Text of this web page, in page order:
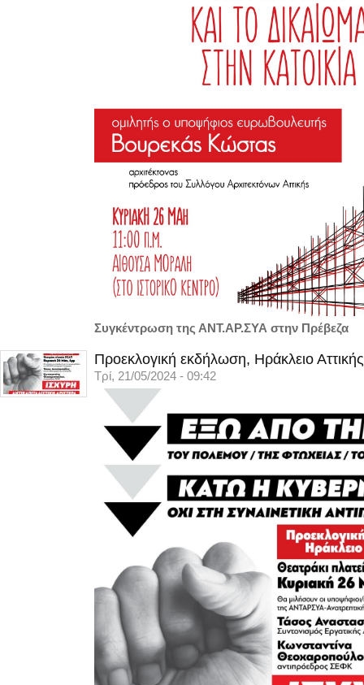
Συγκέντρωση της ΑΝΤ.ΑΡ.ΣΥΑ στην Πρέβεζα
Προεκλογική εκδήλωση, Ηράκλειο
Τρί, 21/05/2024 - 09:42